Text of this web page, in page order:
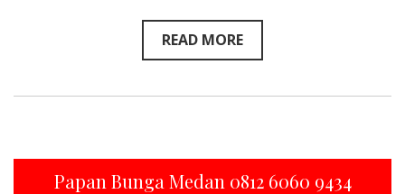
READ MORE
Papan Bunga Medan 0812 6060 9434